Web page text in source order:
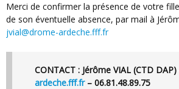
Merci de confirmer la présence de votre fille, ou de nous informer
de son éventuelle absence, par mail à
jvial@drome-ardeche.fff.fr
CONTACT : Jérôme VIAL (CTD DAP)
ardeche.fff.fr– 06.81.48.89.75